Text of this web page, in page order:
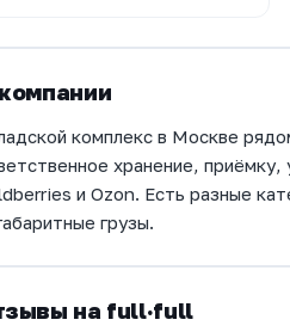
комплекс в Москве
хранение,
и Ozon. Есть разные
грузы.
на full·full